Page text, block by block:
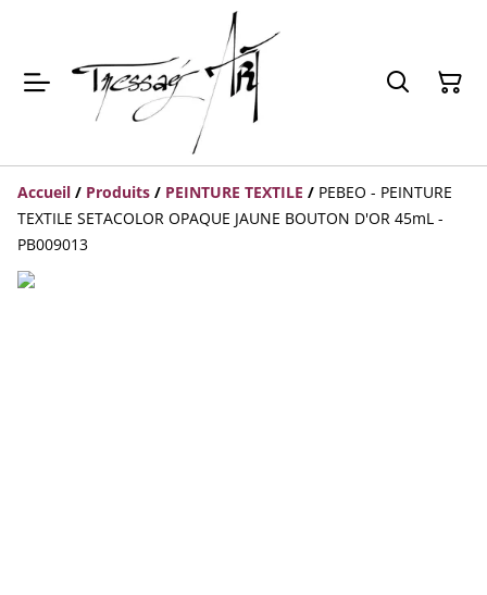
Accueil / Produits / PEINTURE TEXTILE / PEBEO - PEINTURE
TEXTILE SETACOLOR OPAQUE JAUNE BOUTON D'OR 45mL -
PB009013